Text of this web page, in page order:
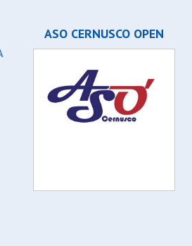
ASO CERNUSCO OPEN